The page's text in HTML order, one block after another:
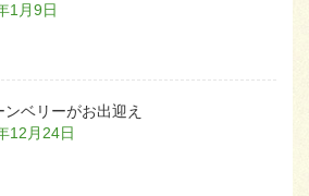
1月9日
ンベリーがお出迎え
12月24日